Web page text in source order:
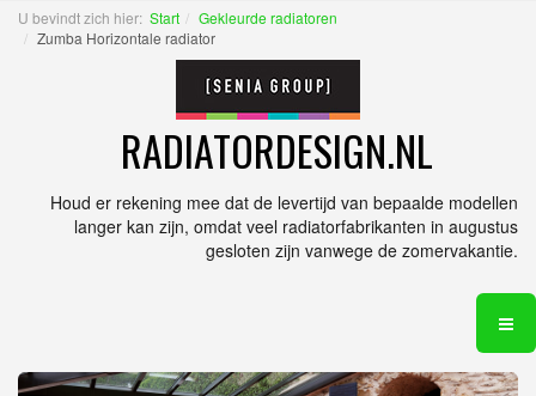
U bevindt zich hier: Start
Gekleurde radiatoren
Zumba Horizontale radiator
RADIATORDESIGN.NL
Houd er rekening mee dat de levertijd van bepaalde modellen
langer kan zijn, omdat veel radiatorfabrikanten in augustus
gesloten zijn vanwege de zomervakantie.